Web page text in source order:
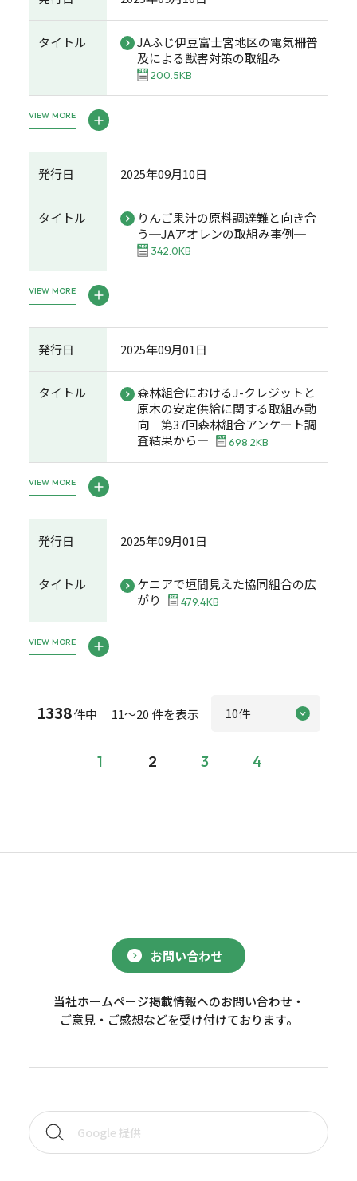
タイトル
JAふじ伊豆富士宮地区の電気柵普
及による獣害対策の取組み
200.5KB
VIEW MORE
発行日 2025年09月10日
タイトル
りんご果汁の原料調達難と向き合
う─JAアオレンの取組み事例─
342.0KB
VIEW MORE
発行日 2025年09月01日
タイトル
森林組合におけるJ-クレジットと
原木の安定供給に関する取組み動
向―第37回森林組合アンケート調
査結果から―
698.2KB
VIEW MORE
発行日 2025年09月01日
タイトル
ケニアで垣間見えた協同組合の広
がり
479.4KB
VIEW MORE
1338件中 11～20 件を表示
1 2 3 4
お問い合わせ
当社ホームページ掲載情報へのお問い合わせ・
ご意見・ご感想などを受け付けております。